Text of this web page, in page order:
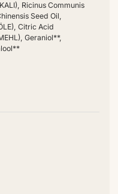
Ricinus Communis
Seed Oil,
Citric Acid
Geraniol**,